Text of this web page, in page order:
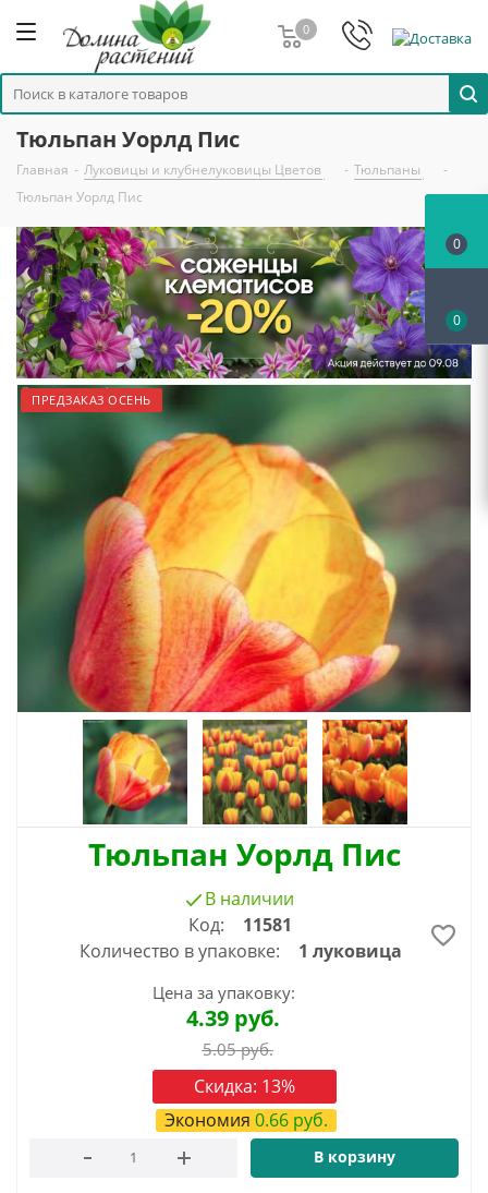
0
Тюльпан Уорлд Пис
Главная - Луковицы и клубнелуковицы Цветов - Тюльпаны
-
Тюльпан Уорлд Пис
ПРЕДЗАКАЗ ОСЕНЬ
Тюльпан Уорлд Пис
В наличии
Код:
11581
Количество в упаковке:
1 луковица
Цена за упаковку:
4.39 руб.
5.05руб.
Скидка: 13%
Экономия 0.66руб.
В корзину
0
0